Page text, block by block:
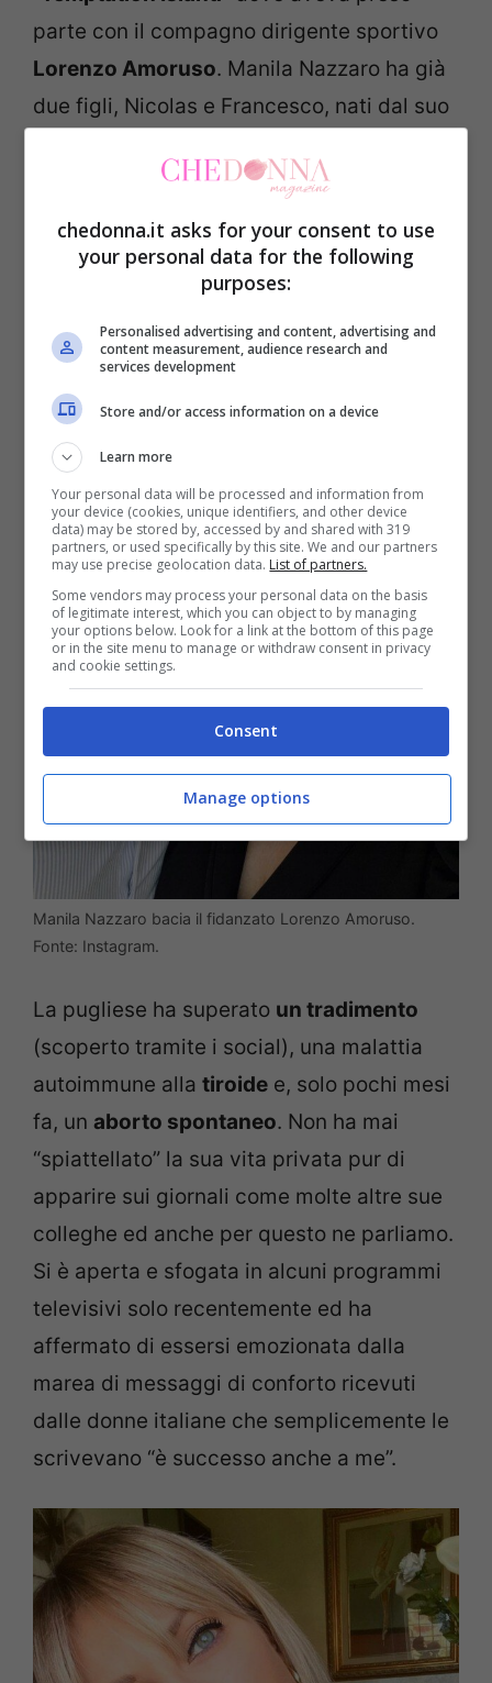
parte con il compagno dirigente sportivo
Lorenzo Amoruso. Manila Nazzaro ha già
due figli, Nicolas e Francesco, nati dal suo
si ha il vero amore al proprio fianco il
desiderio di creare una nuova vita insieme
è naturale. Di questo e di molto altro, la
coppia ha parlato a“Domenica Live”, nel
programma serale c’era anche l’elegante
Guenda di cui vi abbiamo parlato qui
Manila Nazzaro bacia il fidanzato Lorenzo Amoruso.
Fonte: Instagram.
La pugliese ha superato un tradimento
(scoperto tramite i social), una malattia
autoimmune alla tiroide e, solo pochi mesi
fa, un aborto spontaneo. Non ha mai
“spiattellato” la sua vita privata pur di
apparire sui giornali come molte altre sue
colleghe ed anche per questo ne parliamo.
Si è aperta e sfogata in alcuni programmi
televisivi solo recentemente ed ha
affermato di essersi emozionata dalla
marea di messaggi di conforto ricevuti
dalle donne italiane che semplicemente le
scrivevano “è successo anche a me”.
chedonna.it asks for your consent to use
your personal data for the following
purposes:
Personalised advertising and content, advertising and
content measurement, audience research and
services development
Store and/or access information on a device
Learn more
Your personal data will be processed and information from
your device (cookies, unique identifiers, and other device
data) may be stored by, accessed by and shared with 319
partners, or used specifically by this site. We and our partners
may use precise geolocation data. List of partners.
Some vendors may process your personal data on the basis
of legitimate interest, which you can object to by managing
your options below. Look for a link at the bottom of this page
or in the site menu to manage or withdraw consent in privacy
and cookie settings.
Consent
Manage options